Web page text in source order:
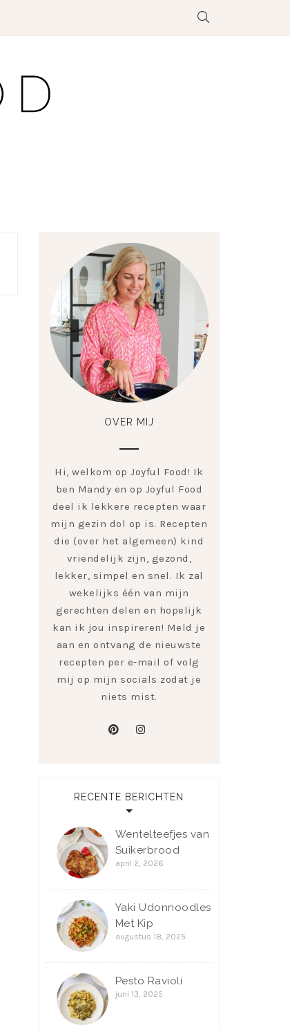
OVER MIJ
Hi, welkom op Joyful Food! Ik
ben Mandy en op Joyful Food
deel ik lekkere recepten waar
mijn gezin dol op is. Recepten
die (over het algemeen) kind
vriendelijk zijn, gezond,
lekker, simpel en snel. Ik zal
wekelijks één van mijn
gerechten delen en hopelijk
kan ik jou inspireren! Meld je
aan en ontvang de nieuwste
recepten per e-mail of volg
mij op mijn socials zodat je
niets mist.
instagram
RECENTE BERICHTEN
Wentelteefjes van
Suikerbrood
april 2, 2026
Yaki Udonnoodles
Met Kip
augustus 18, 2025
Pesto Ravioli
juni 13, 2025